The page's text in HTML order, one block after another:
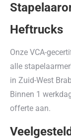
Heftrucks
Onze VCA-
alle
in Zuid-West
Binnen 1
offerte aan.